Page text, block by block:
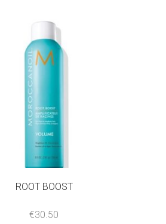
ROOT BOOST
€30.50